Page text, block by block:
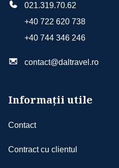
021.319.70.62
+40 722 620 738
+40 744 346 246
contact@daltravel.ro
Informații utile
Contact
Contract cu clientul